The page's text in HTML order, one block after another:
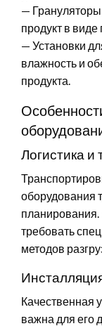
—
продукт в виде
— Установки
влажность и
продукта.
Логистика и
оборудования
планирования.
требовать
методов
Качественная
важна для его